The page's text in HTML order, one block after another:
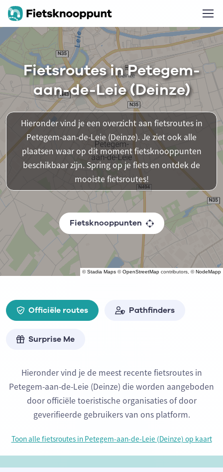
©Stadia Maps ©OpenStreetMap contributors, ©NodeMapp
Fietsroutes in Petegem-
aan-de-Leie (Deinze)
Hieronder vind je een overzicht aan fietsroutes in
Petegem-aan-de-Leie (Deinze). Je ziet ook alle
plaatsen waar op dit moment fietsknooppunten
beschikbaar zijn. Spring op je fiets en ontdek de
mooiste fietsroutes!
Fietsknooppunten
Officiële routes Pathfinders
Surprise Me
Hieronder vind je de meest recente fietsroutes in
Petegem-aan-de-Leie (Deinze) die worden aangeboden
door officiële toeristische organisaties of door
geverifieerde gebruikers van ons platform.
Toon alle fietsroutes in Petegem-aan-de-Leie (Deinze) op kaart